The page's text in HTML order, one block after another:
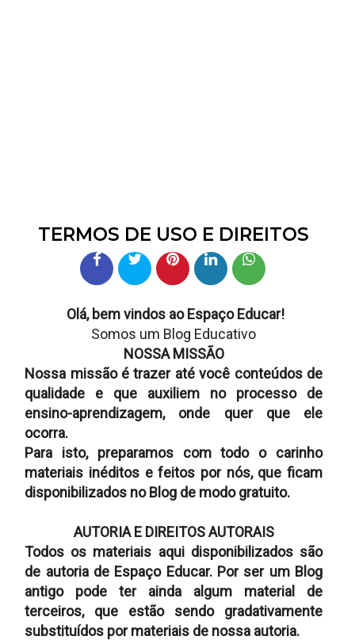
TERMOS DE USO E DIREITOS
Olá, bem vindos aoEspaço Educar!
Somos um Blog Educativo
NOSSA MISSÃO
Nossa missão é trazer até você conteúdos de
qualidade e que auxiliem no processo de
ensino-aprendizagem, onde quer que ele
ocorra.
Para isto, preparamos com todo o carinho
materiais inéditos e feitos por nós, que ficam
disponibilizados no Blog de modo gratuito.
AUTORIA E DIREITOS AUTORAIS
Todos os materiais aqui disponibilizados são
de autoria de Espaço Educar. Por ser um Blog
antigo pode ter ainda algum material de
terceiros, que estão sendo gradativamente
substituídos por materiais de nossa autoria.